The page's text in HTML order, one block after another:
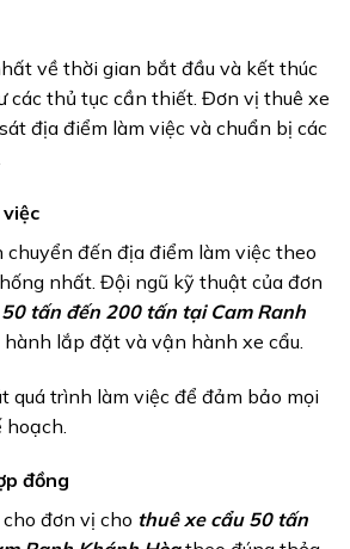
về thời gian bắt đầu và kết thúc
các thủ tục cần thiết. Đơn vị thuê xe
địa điểm làm việc và chuẩn bị các
chuyển đến địa điểm làm việc theo
nhất. Đội ngũ kỹ thuật của đơn
tấn đến 200 tấn tại Cam Ranh
lắp đặt và vận hành xe cẩu.
quá trình làm việc để đảm bảo mọi
đồng
đơn vị cho thuê xe cẩu 50 tấn